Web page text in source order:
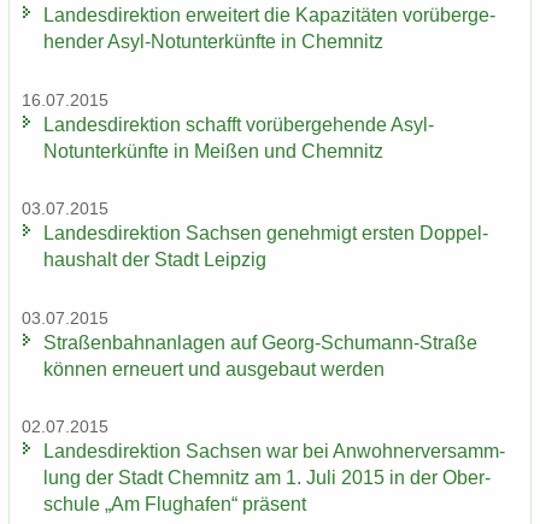
Lan­des­di­rek­ti­on er­wei­tert die Ka­pa­zi­tä­ten vor­über­ge­
hen­der Asyl-​Notunter­künfte in Chem­nitz
16.07.2015
Lan­des­di­rek­ti­on schafft vor­über­ge­hen­de Asyl-​
Notunter­künfte in Mei­ßen und Chem­nitz
03.07.2015
Lan­des­di­rek­ti­on Sach­sen ge­neh­migt ers­ten Dop­pel­
haus­halt der Stadt Leip­zig
03.07.2015
Stra­ßen­bahn­an­la­gen auf Georg-​Schumann-Straße
kön­nen er­neu­ert und aus­ge­baut wer­den
02.07.2015
Lan­des­di­rek­ti­on Sach­sen war bei An­woh­ner­ver­samm­
lung der Stadt Chem­nitz am 1. Juli 2015 in der Ober­
schu­le „Am Flug­ha­fen“ prä­sent